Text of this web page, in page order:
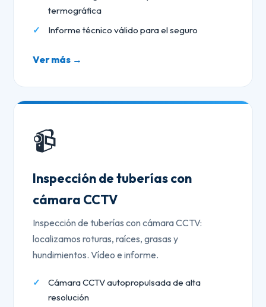
termográfica
Informe técnico válido para el seguro
Ver más →
📹
Inspección de tuberías con
cámara CCTV
Inspección de tuberías con cámara CCTV:
localizamos roturas, raíces, grasas y
hundimientos. Vídeo e informe.
Cámara CCTV autopropulsada de alta
resolución